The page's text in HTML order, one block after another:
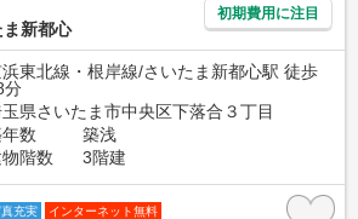
新都心
初期費用に注目
東北線・根岸線/さいたま新都心駅 徒歩
分
県さいたま市中央区下落合３丁目
数
築浅
階数
3階建
充実 インターネット無料